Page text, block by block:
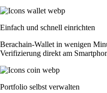
Einfach und schnell einrichten
Berachain-Wallet in wenigen
Verifizierung direkt am
Portfolio selbst verwalten